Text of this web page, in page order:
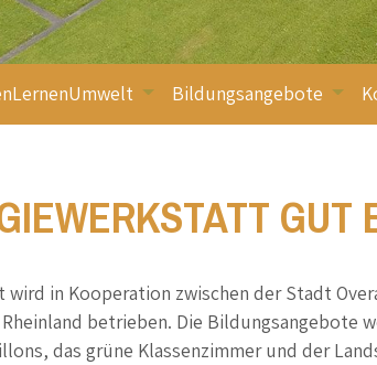
Bildungsangebote
GUT
in Kooperation zwischen der Stadt
betrieben. Die Bildungsangebote
das grüne Klassenzimmer und der